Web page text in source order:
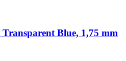
Blue, 1,75 mm